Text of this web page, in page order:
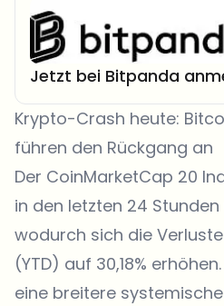
Jetzt bei Bitpanda
Krypto-Crash heute:
führen den Rückgang an
Der CoinMarketCap 20
in den letzten 24 Stunden
wodurch sich die
(YTD) auf 30,18%
eine breitere